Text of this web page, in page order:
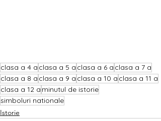
clasa a 4 a clasa a 5 a clasa a 6 a clasa a 7 a
clasa a 8 a clasa a 9 a clasa a 10 a clasa a 11 a
clasa a 12 a minutul de istorie
simboluri nationale
Istorie